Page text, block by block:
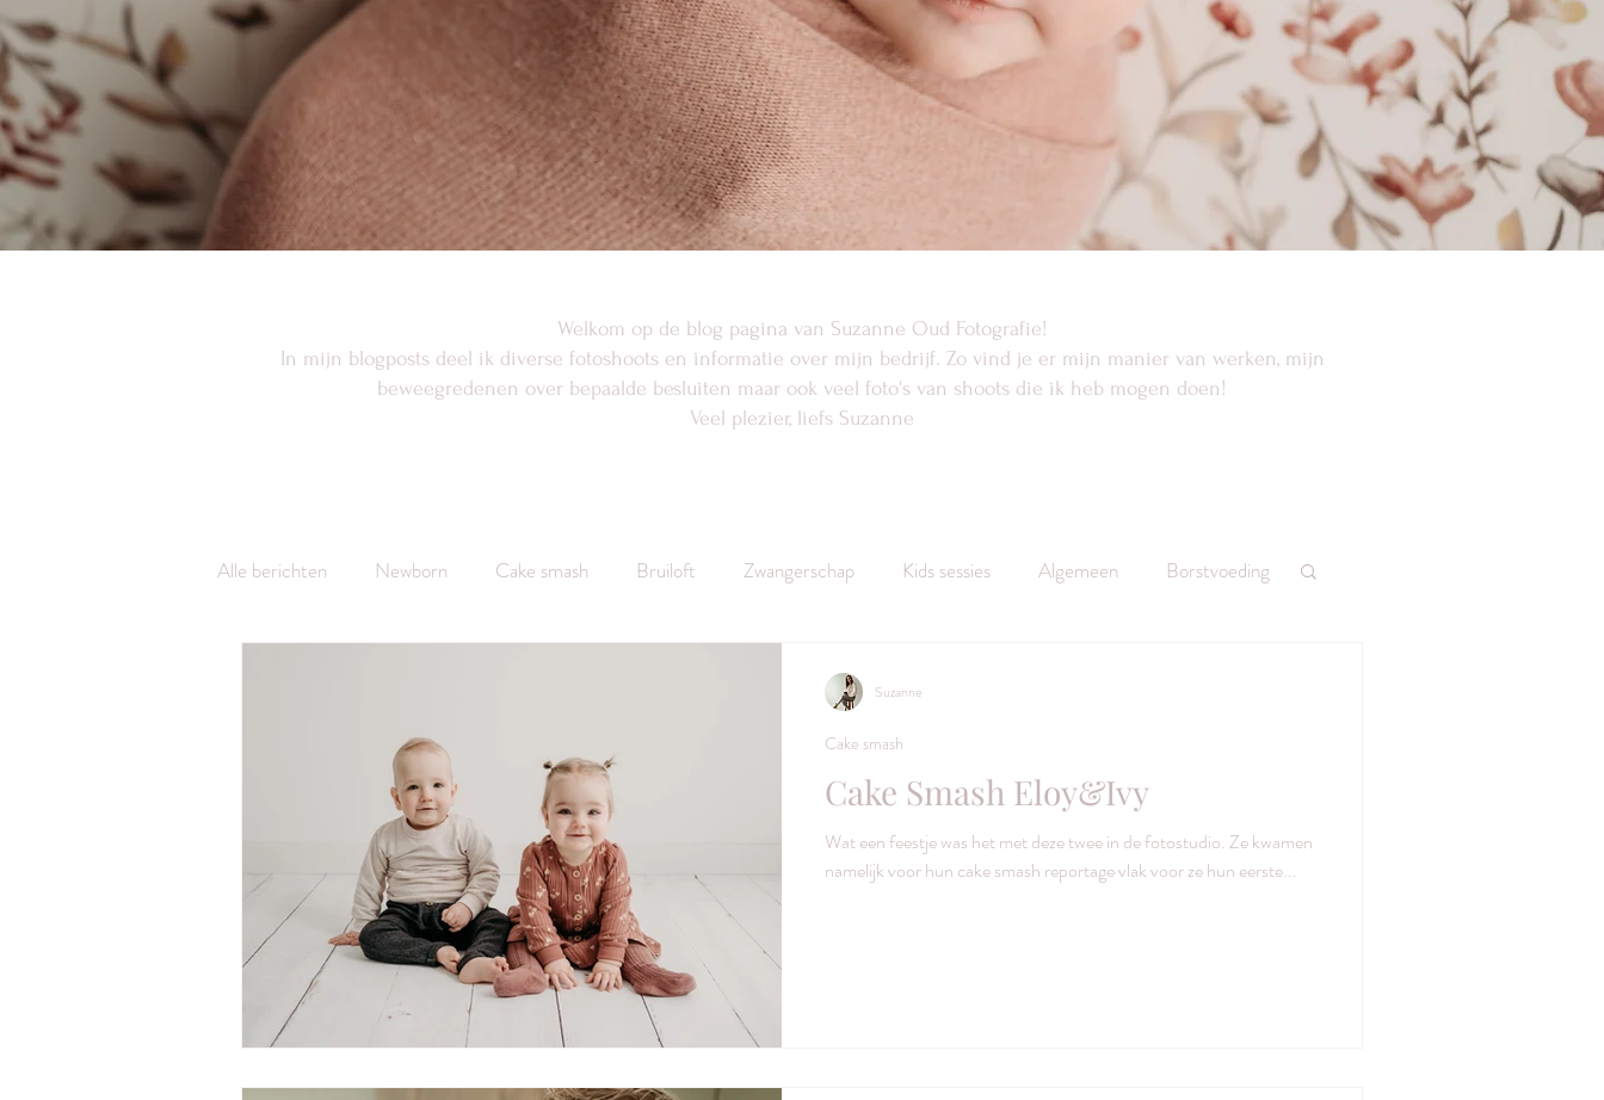
Welkom op de blog pagina van Suzanne Oud Fotografie!
In mijn blogposts deel ik diverse fotoshoots en informatie over mijn bedrijf. Zo vind je er mijn manier van werken, mijn
beweegredenen over bepaalde besluiten maar ook veel foto's van shoots die ik heb mogen doen!
Veel plezier, liefs Suzanne
Alle berichten Newborn Cake smash Bruiloft Zwangerschap Kids sessies Algemeen Borstvoeding
Cake Smash Eloy&Ivy
Wat een feestje was het met deze twee in de fotostudio. Ze kwamen
namelijk voor hun cake smash reportage vlak voor ze hun eerste...
Cake smash
Suzanne